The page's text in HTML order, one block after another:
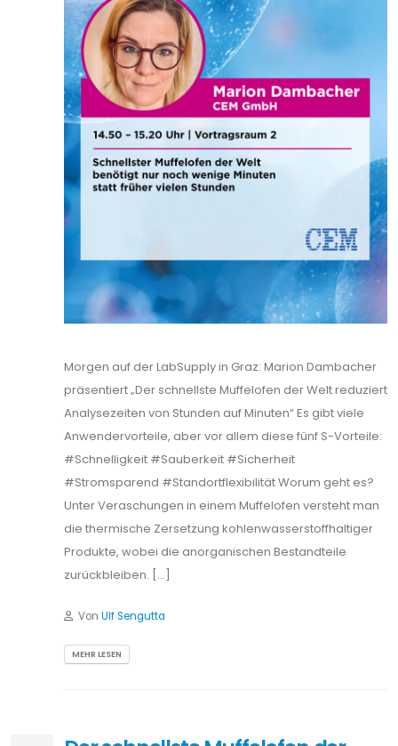
Morgen auf der LabSupply in Graz: Marion Dambacher
präsentiert „Der schnellste Muffelofen der Welt reduziert
Analysezeiten von Stunden auf Minuten“ Es gibt viele
Anwendervorteile, aber vor allem diese fünf S-Vorteile:
#Schnelligkeit #Sauberkeit #Sicherheit
#Stromsparend #Standortflexibilität Worum geht es?
Unter Veraschungen in einem Muffelofen versteht man
die thermische Zersetzung kohlenwasserstoffhaltiger
Produkte, wobei die anorganischen Bestandteile
zurückbleiben. […]
Von Ulf Sengutta
MEHR LESEN